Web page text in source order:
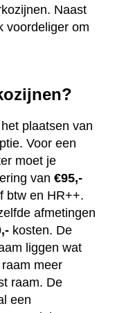
Naast
voordeliger om
plaatsen van
Voor een
moet je
van €95,-
btw en HR++.
afmetingen
kosten. De
liggen wat
meer
raam. De
een